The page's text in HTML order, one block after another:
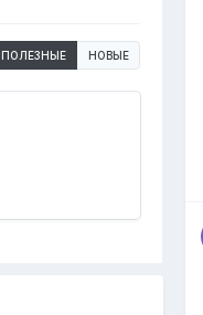
ПОЛЕЗНЫЕ НОВЫЕ